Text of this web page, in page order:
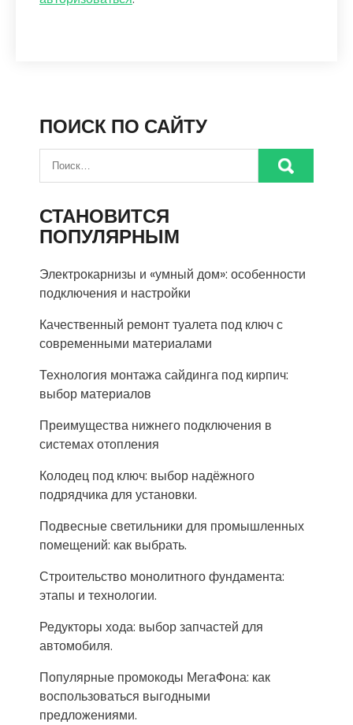
ПОИСК ПО САЙТУ
СТАНОВИТСЯ
ПОПУЛЯРНЫМ
Электрокарнизы и «умный дом»: особенности
подключения и настройки
Качественный ремонт туалета под ключ с
современными материалами
Технология монтажа сайдинга под кирпич:
выбор материалов
Преимущества нижнего подключения в
системах отопления
Колодец под ключ: выбор надёжного
подрядчика для установки.
Подвесные светильники для промышленных
помещений: как выбрать.
Строительство монолитного фундамента:
этапы и технологии.
Редукторы хода: выбор запчастей для
автомобиля.
Популярные промокоды МегаФона: как
воспользоваться выгодными
предложениями.